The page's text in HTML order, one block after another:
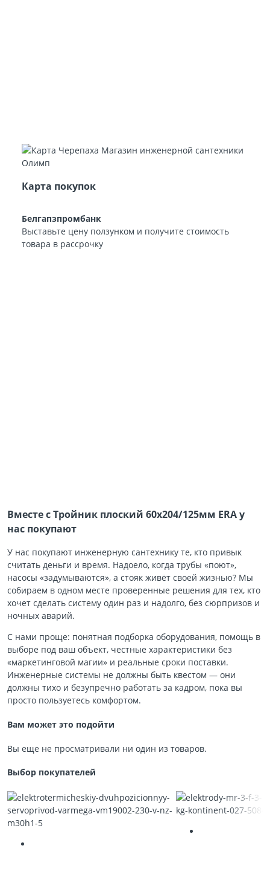
Карта покупок
Белгапзпромбанк
Выставьте цену ползунком и получите стоимость
товара в рассрочку
Вместе с Тройник плоский 60х204/125мм ERA у
нас покупают
У нас покупают инженерную сантехнику те, кто привык
считать деньги и время. Надоело, когда трубы «поют»,
насосы «задумываются», а стояк живёт своей жизнью? Мы
собираем в одном месте проверенные решения для тех, кто
хочет сделать систему один раз и надолго, без сюрпризов и
ночных аварий.
С нами проще: понятная подборка оборудования, помощь в
выборе под ваш объект, честные характеристики без
«маркетинговой магии» и реальные сроки поставки.
Инженерные системы не должны быть квестом — они
должны тихо и безупречно работать за кадром, пока вы
просто пользуетесь комфортом.
Вам может это подойти
Вы еще не просматривали ни один из товаров.
Выбор покупателей